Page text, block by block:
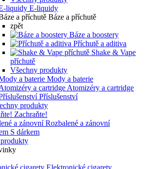
E-liquidy
Báze a příchutě
zpět
Báze a boostery
Příchutě a aditiva
Shake & Vape
příchutě
Všechny produkty
Mody a baterie
Atomizéry a cartridge
Příslušenství
produkty
Zachraňte!
Rozbalené a zánovní
S dárkem
Elektronické cigarety